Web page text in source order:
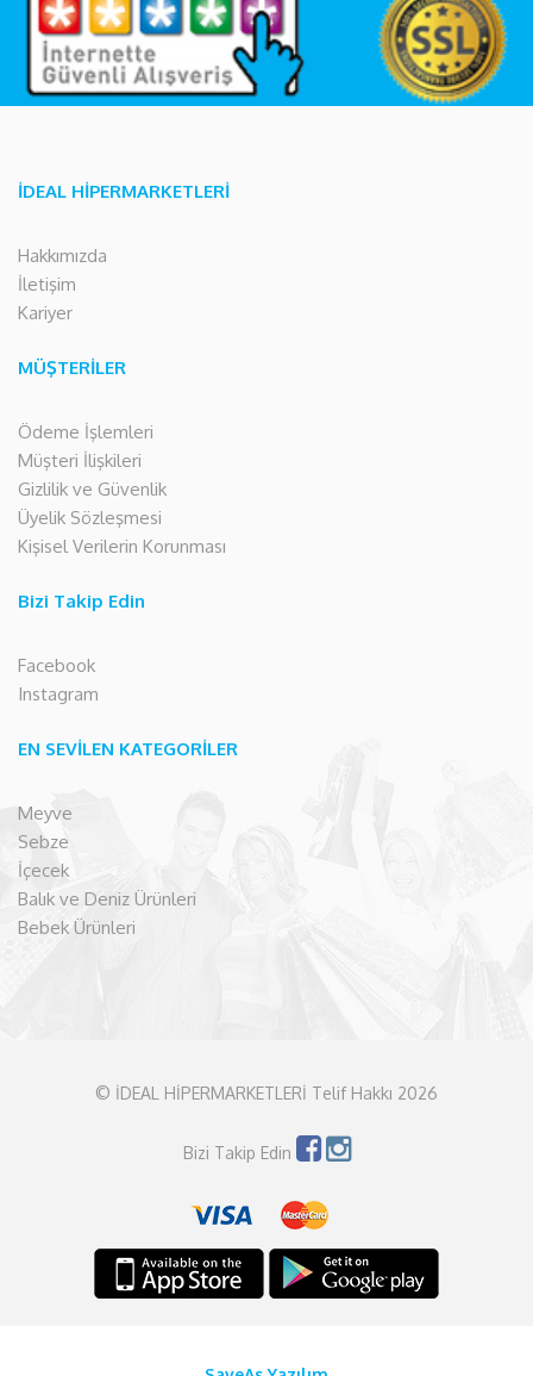
İDEAL HİPERMARKETLERİ
Hakkımızda
İletişim
Kariyer
MÜŞTERİLER
Ödeme İşlemleri
Müşteri İlişkileri
Gizlilik ve Güvenlik
Üyelik Sözleşmesi
Kişisel Verilerin Korunması
Bizi Takip Edin
Facebook
Instagram
EN SEVİLEN KATEGORİLER
Meyve
Sebze
İçecek
Balık ve Deniz Ürünleri
Bebek Ürünleri
© İDEAL HİPERMARKETLERİ Telif Hakkı 2026
Bizi Takip Edin